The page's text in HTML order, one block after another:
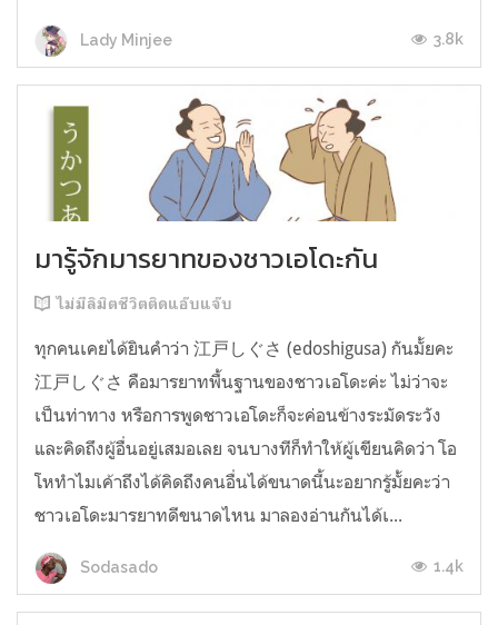
Lady Minjee 3.8k
มารู้จักมารยาทของชาวเอโดะกัน
ไม่มีลิมิตชีวิตติดแอ๊บแจ๊บ
ทุกคนเคยได้ยินคำว่า 江戸しぐさ (edoshigusa) กันมั้ยคะ
江戸しぐさ คือมารยาทพื้นฐานของชาวเอโดะค่ะ ไม่ว่าจะ
เป็นท่าทาง หรือการพูดชาวเอโดะก็จะค่อนข้างระมัดระวัง
และคิดถึงผู้อื่นอยู่เสมอเลย จนบางทีก็ทำให้ผู้เขียนคิดว่า โอ
โหทำไมเค้าถึงได้คิดถึงคนอื่นได้ขนาดนี้นะอยากรู้มั้ยคะว่า
ชาวเอโดะมารยาทดีขนาดไหน มาลองอ่านกันได้เ...
Sodasado 1.4k